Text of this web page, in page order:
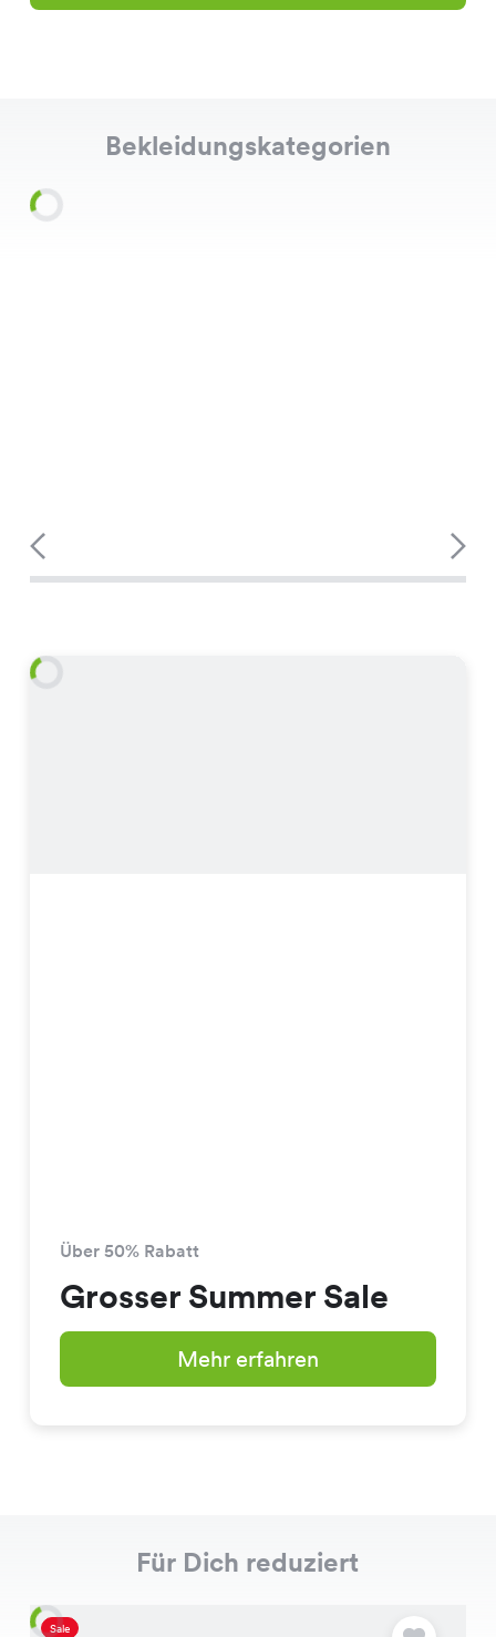
Bekleidungskategorien
Über 50% Rabatt
Grosser Summer Sale
Mehr erfahren
Für Dich reduziert
Sale